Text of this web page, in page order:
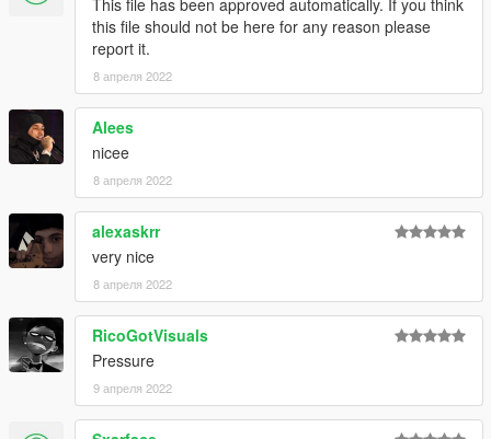
This file has been approved automatically. If you think
this file should not be here for any reason please
report it.
8 апреля 2022
Alees
nicee
8 апреля 2022
alexaskrr
very nice
8 апреля 2022
RicoGotVisuals
Pressure
9 апреля 2022